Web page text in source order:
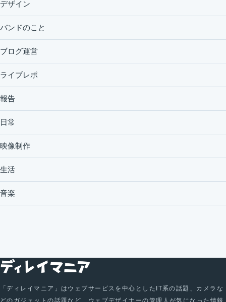
デザイン
バンドのこと
ブログ運営
ライブレポ
報告
日常
映像制作
生活
音楽
「ディレイマニア」はウェブサービスを中心としたIT系の話題、カメラな
どのガジェットの話題など、ウェブデザイナーの管理人が気になった情報